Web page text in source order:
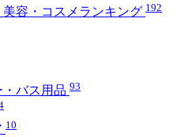
容・コスメランキング 192
・バス用品 93
10